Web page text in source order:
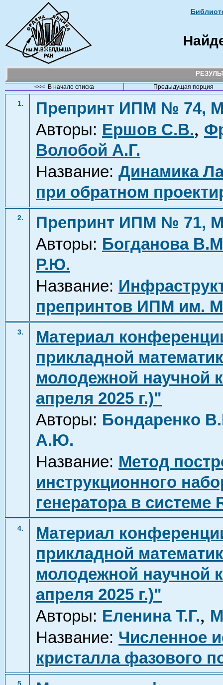
<<< В начало списка Предыдущая порция
1.
Препринт ИПМ № 74,
Авторы: Ершов С.В.,
Волобой А.Г.
Название: Динамика
при обратном
2.
Препринт ИПМ № 71,
Авторы: Богданова
Р.Ю.
Название:
препринтов ИПМ им.
3.
Материал
прикладной
молодежной научной
апреля 2025 г.)"
Авторы: Бондаренко
А.Ю.
Название: Метод
инструкционного
генератора в системе
4.
Материал
прикладной
молодежной научной
апреля 2025 г.)"
Авторы: Еленина Т.Г.,
Название: Численное
кристалла фазового